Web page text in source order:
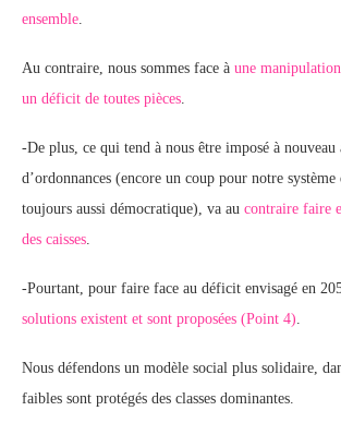
ensemble
Au contraire, nous sommes face à une
un déficit de toutes pièces
-De plus, ce qui tend à nous être imposé à nouveau
d’ordonnances (encore un coup pour notre système
toujours aussi démocratique), va au contraire faire
des caisses
-Pourtant, pour faire face au déficit envisagé en
solutions existent et sont proposées (Point 4)
Nous défendons un modèle social plus solidaire,
faibles sont protégés des classes dominantes.